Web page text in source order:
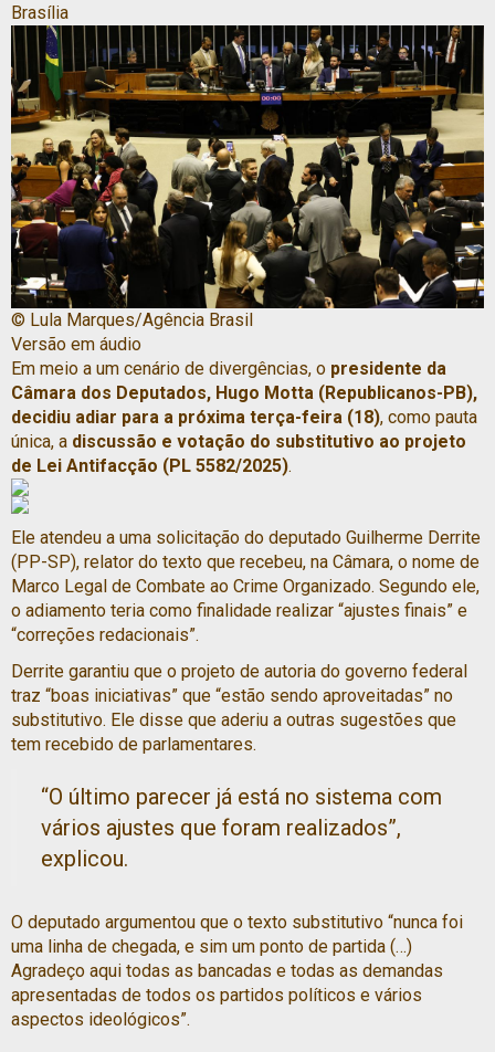
Brasília
© Lula Marques/Agência Brasil
Versão em áudio
Em meio a um cenário de divergências, o presidente da
Câmara dos Deputados, Hugo Motta (Republicanos-PB),
decidiu adiar para a próxima terça-feira (18), como pauta
única, a discussão e votação do substitutivo ao projeto
de Lei Antifacção (PL 5582/2025).
Ele atendeu a uma solicitação do deputado Guilherme Derrite
(PP-SP), relator do texto que recebeu, na Câmara, o nome de
Marco Legal de Combate ao Crime Organizado. Segundo ele,
o adiamento teria como finalidade realizar “ajustes finais” e
“correções redacionais”.
Derrite garantiu que o projeto de autoria do governo federal
traz “boas iniciativas” que “estão sendo aproveitadas” no
substitutivo. Ele disse que aderiu a outras sugestões que
tem recebido de parlamentares.
“O último parecer já está no sistema com
vários ajustes que foram realizados”,
explicou.
O deputado argumentou que o texto substitutivo “nunca foi
uma linha de chegada, e sim um ponto de partida (…)
Agradeço aqui todas as bancadas e todas as demandas
apresentadas de todos os partidos políticos e vários
aspectos ideológicos”.